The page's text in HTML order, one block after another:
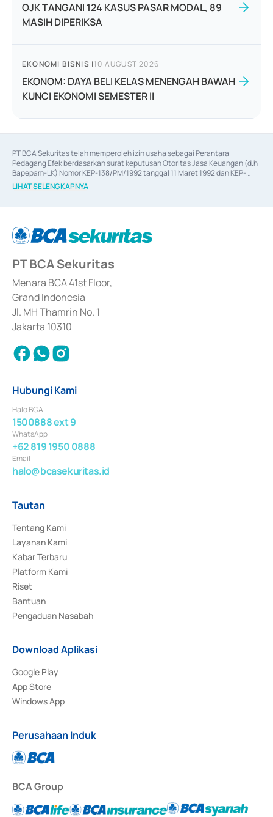
OJK TANGANI 124 KASUS PASAR MODAL, 89
MASIH DIPERIKSA
EKONOMI BISNIS |10 AUGUST 2026
EKONOM: DAYA BELI KELAS MENENGAH BAWAH
KUNCI EKONOMI SEMESTER II
PT BCA Sekuritas telah memperoleh izin usaha sebagai Perantara
Pedagang Efek berdasarkan surat keputusan Otoritas Jasa Keuangan (d.h
Bapepam-LK) Nomor KEP-138/PM/1992 tanggal 11 Maret 1992 dan KEP-
06/D.04/2014 tanggal 28 Februari 2014, izin usaha sebagai Penjamin Emisi
Efek berdasarkan surat keputusan Otoritas Jasa Keuangan Nomor KEP-
berdasarkan surat keputusan Otoritas Jasa Keuangan Nomor S-
67/PM.21/2017 tanggal 3 Februari 2017, dan beberapa izin usaha lainnya
Sertifikat Deposito di Pasar Uang yang izinnya diterbitkan pada tahun 2017
dan izin usaha lainnya dari Bank Indonesia sebagai Lembaga Pendukung
Penerbitan, Transaksi, serta Penatausahaan dan Penyelesaian Transaksi
Surat Berharga Komersial yang izinnya diterbitkan pada tahun 2018.
LIHAT SELENGKAPNYA
PT BCA Sekuritas
Menara BCA 41st Floor,
Grand Indonesia
Jl. MH Thamrin No. 1
Jakarta 10310
Hubungi Kami
Halo BCA
1500888 ext 9
WhatsApp
+62 819 1950 0888
Email
halo@bcasekuritas.id
Tautan
Tentang Kami
Layanan Kami
Kabar Terbaru
Platform Kami
Riset
Bantuan
Pengaduan Nasabah
Download Aplikasi
Google Play
App Store
Windows App
Perusahaan Induk
BCA Group